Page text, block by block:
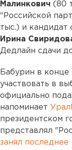
Малинкович (80
"Российской
тыс.) и кандидат
Ирина
Дедлайн сдачи
Бабурин в конце
участвовать в
официально
напоминает
президентском
представлял
занял последнее